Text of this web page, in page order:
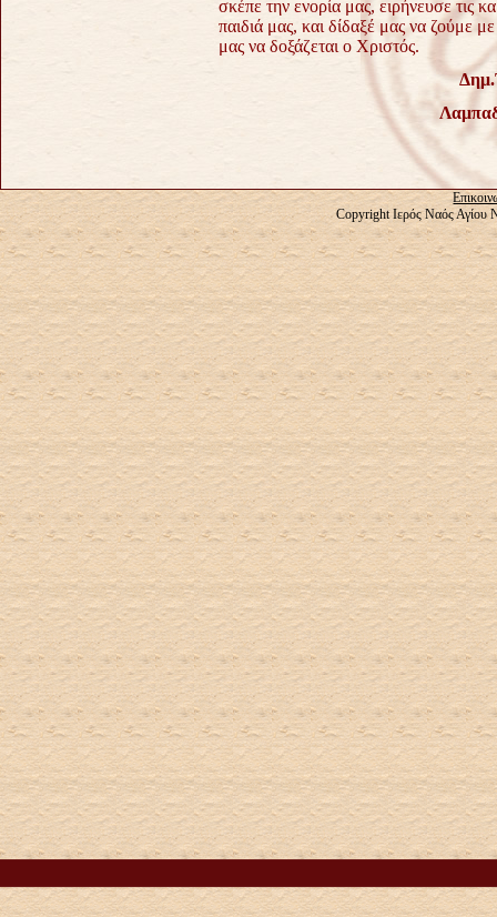
σκέπε την ενορία μας, ειρήνευσε τις
παιδιά μας, και δίδαξέ μας να ζούμε
μας να δοξάζεται ο Χριστός.
Copyright Ιερός Ναός Αγίου